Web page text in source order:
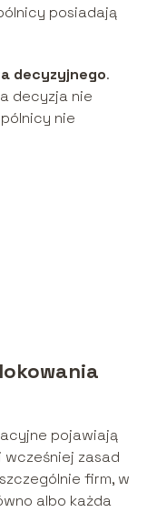
posiadają
decyzyjnego.
decyzja nie
nie
pojawiają
zasad
firm, w
albo każda